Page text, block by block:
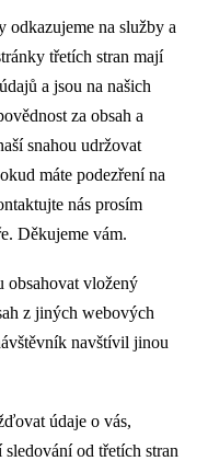
odkazujeme na služby a
třetích stran mají
a jsou na našich
za obsah a
snahou udržovat
máte podezření na
nás prosím
Děkujeme vám.
obsahovat vložený
z jiných webových
navštívil jinou
údaje o vás,
od třetích stran